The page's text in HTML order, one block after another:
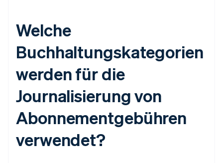
Welche
Buchhaltungskategorien
werden für die
Journalisierung von
Abonnementgebühren
verwendet?